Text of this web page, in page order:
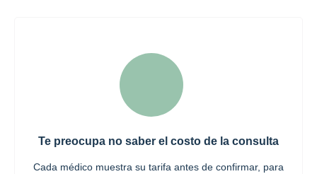
Te preocupa no saber el costo de la consulta
Cada médico muestra su tarifa antes de confirmar, para